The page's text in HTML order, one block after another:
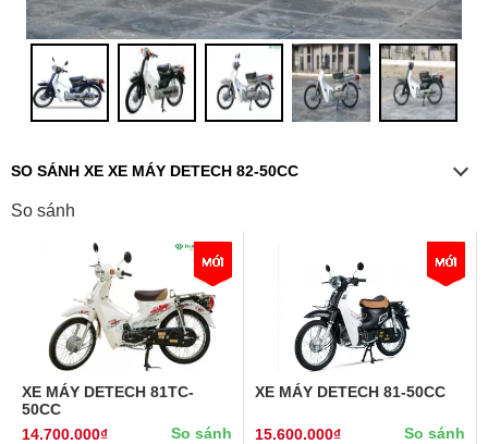
SO SÁNH XE XE MÁY DETECH 82-50CC
So sánh
XE MÁY DETECH 81TC-
50CC
14.700.000₫
So sánh
XE MÁY DETECH 81-50CC
15.600.000₫ So sánh